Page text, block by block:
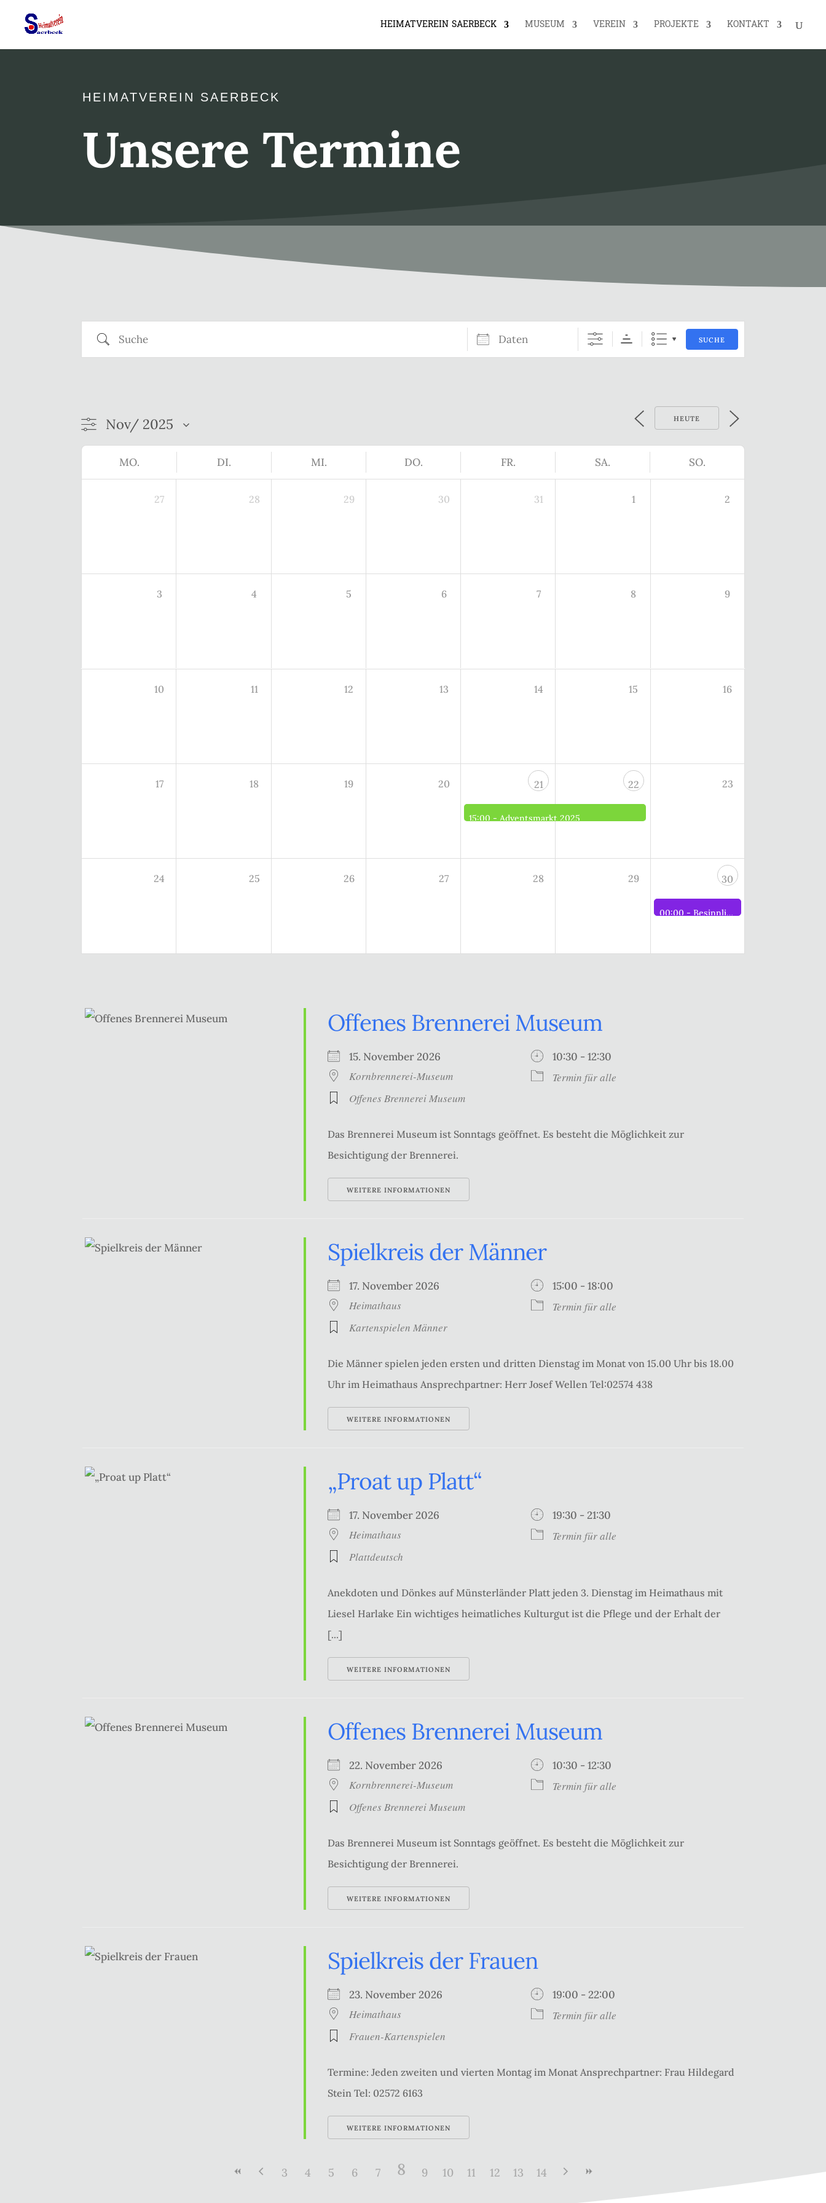
HEIMATVEREIN SAERBECK MUSEUM VEREIN PROJEKTE KONTAKT
HEIMATVEREIN SAERBECK
Unsere Termine
Suche Daten SUCHE
HEUTE
MO. DI. MI. DO. FR. SA. SO.
27 28 29 30 31 1 2
3 4 5 6 7 8 9
10 11 12 13 14 15 16
17 18 19 20 21
15:00 - Adventsmarkt 2025
22 23
24 25 26 27 28 29 30
00:00 - Besinnlicher Jahresausklang“: Adventlicher Abend mit Generalversammlung
Offenes Brennerei Museum
15. November 2026 10:30 - 12:30
Kornbrennerei-Museum
Termin für alle
Offenes Brennerei Museum
Das Brennerei Museum ist Sonntags geöffnet. Es besteht die Möglichkeit zur
Besichtigung der Brennerei.
WEITERE INFORMATIONEN
Spielkreis der Männer
17. November 2026 15:00 - 18:00
Heimathaus
Termin für alle
Kartenspielen Männer
Die Männer spielen jeden ersten und dritten Dienstag im Monat von 15.00 Uhr bis 18.00
Uhr im Heimathaus Ansprechpartner: Herr Josef Wellen Tel:02574 438
WEITERE INFORMATIONEN
„Proat up Platt“
17. November 2026 19:30 - 21:30
Heimathaus
Termin für alle
Plattdeutsch
Anekdoten und Dönkes auf Münsterländer Platt jeden 3. Dienstag im Heimathaus mit
Liesel Harlake Ein wichtiges heimatliches Kulturgut ist die Pflege und der Erhalt der
[...]
WEITERE INFORMATIONEN
Offenes Brennerei Museum
22. November 2026 10:30 - 12:30
Kornbrennerei-Museum
Termin für alle
Offenes Brennerei Museum
Das Brennerei Museum ist Sonntags geöffnet. Es besteht die Möglichkeit zur
Besichtigung der Brennerei.
WEITERE INFORMATIONEN
Spielkreis der Frauen
23. November 2026 19:00 - 22:00
Heimathaus
Termin für alle
Frauen-Kartenspielen
Termine: Jeden zweiten und vierten Montag im Monat Ansprechpartner: Frau Hildegard
Stein Tel: 02572 6163
WEITERE INFORMATIONEN
3 4 5 6 7 8 9 10 11 12 13 14